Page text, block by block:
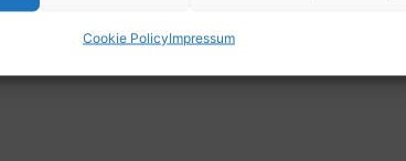
Cookie PolicyImpressum
19:30